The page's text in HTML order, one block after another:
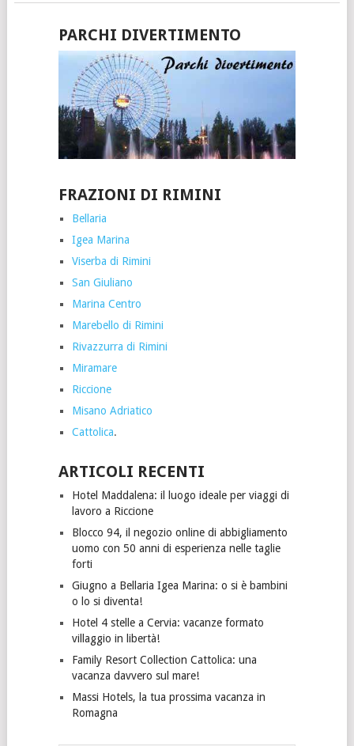
PARCHI DIVERTIMENTO
FRAZIONI DI RIMINI
Bellaria
Igea Marina
Viserba di Rimini
San Giuliano
Marina Centro
Marebello di Rimini
Rivazzurra di Rimini
Miramare
Riccione
Misano Adriatico
Cattolica.
ARTICOLI RECENTI
Hotel Maddalena: il luogo ideale per viaggi di
lavoro a Riccione
Blocco 94, il negozio online di abbigliamento
uomo con 50 anni di esperienza nelle taglie
forti
Giugno a Bellaria Igea Marina: o si è bambini
o lo si diventa!
Hotel 4 stelle a Cervia: vacanze formato
villaggio in libertà!
Family Resort Collection Cattolica: una
vacanza davvero sul mare!
Massi Hotels, la tua prossima vacanza in
Romagna